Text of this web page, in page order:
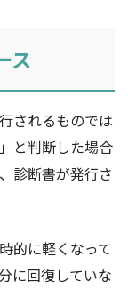
ス
されるものでは
と判断した場合
診断書が発行さ
的に軽くなって
に回復していな